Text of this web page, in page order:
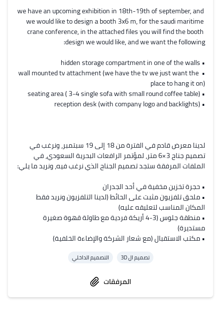
we have an upcoming exhibition in 18th-19th of september, and
we would like to design a booth 3x6 m, for the saudi maritime
crane conference, in the attached files you will find the booth
• wall mounted tv attachment (we have the tv we just want the
• مكتب الاستقبال (مع شعار الشركة والإضاءة الخلفية)
تصميم ال 3D التصميم الداخلي
المرفقات